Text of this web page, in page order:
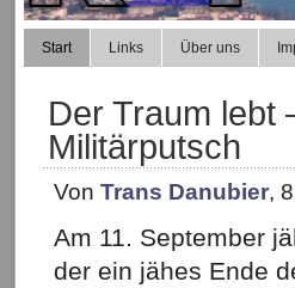
Start Links Über uns
Der Traum lebt
Militärputsch
Von Trans Danubier,
Am 11. September
der ein jähes Ende